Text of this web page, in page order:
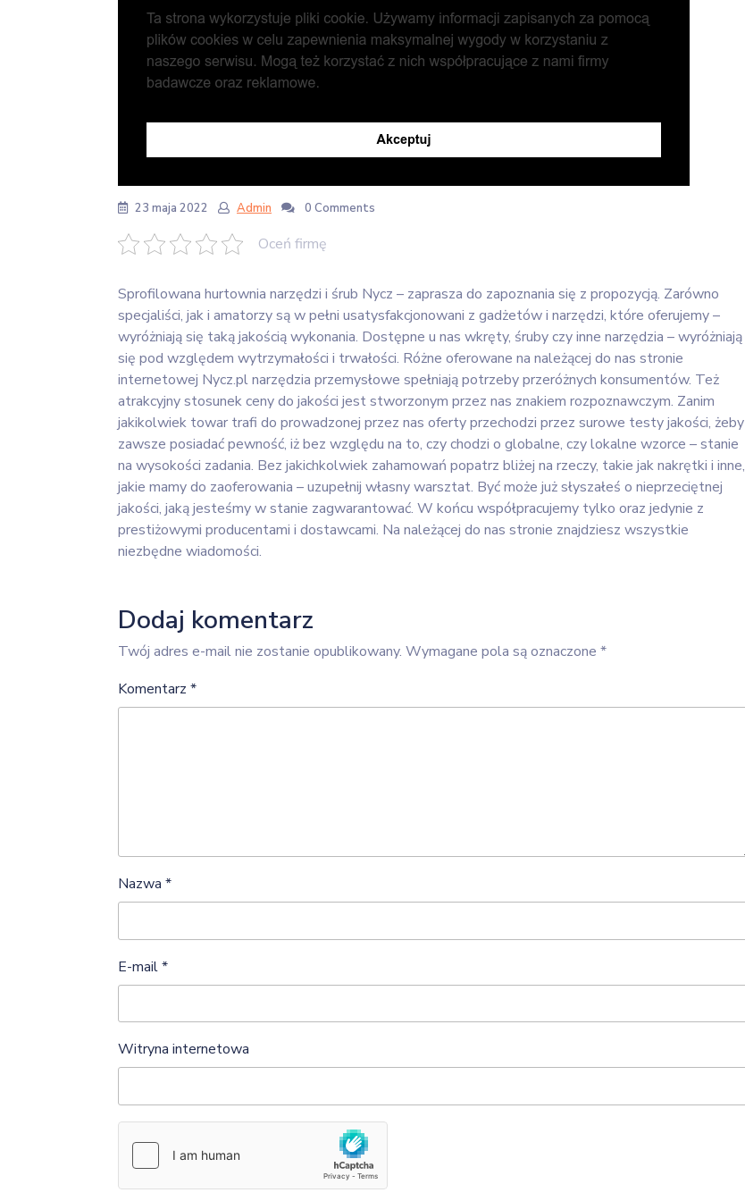
23 maja 2022 Admin 0 Comments
Oceń firmę
Sprofilowana hurtownia narzędzi i śrub Nycz – zaprasza do zapoznania się z propozycją. Zarówno
specjaliści, jak i amatorzy są w pełni usatysfakcjonowani z gadżetów i narzędzi, które oferujemy –
wyróżniają się taką jakością wykonania. Dostępne u nas wkręty, śruby czy inne narzędzia – wyróżniają
się pod względem wytrzymałości i trwałości. Różne oferowane na należącej do nas stronie
internetowej Nycz.pl narzędzia przemysłowe spełniają potrzeby przeróżnych konsumentów. Też
atrakcyjny stosunek ceny do jakości jest stworzonym przez nas znakiem rozpoznawczym. Zanim
jakikolwiek towar trafi do prowadzonej przez nas oferty przechodzi przez surowe testy jakości, żeby
zawsze posiadać pewność, iż bez względu na to, czy chodzi o globalne, czy lokalne wzorce – stanie
na wysokości zadania. Bez jakichkolwiek zahamowań popatrz bliżej na rzeczy, takie jak nakrętki i inne,
jakie mamy do zaoferowania – uzupełnij własny warsztat. Być może już słyszałeś o nieprzeciętnej
jakości, jaką jesteśmy w stanie zagwarantować. W końcu współpracujemy tylko oraz jedynie z
prestiżowymi producentami i dostawcami. Na należącej do nas stronie znajdziesz wszystkie
niezbędne wiadomości.
Dodaj komentarz
Twój adres e-mail nie zostanie opublikowany. Wymagane pola są oznaczone *
Komentarz *
Nazwa *
E-mail*
Witryna internetowa